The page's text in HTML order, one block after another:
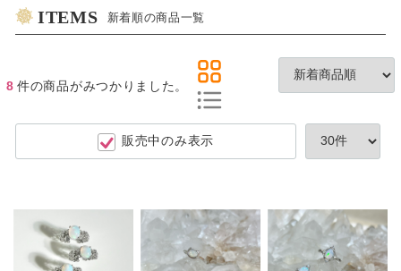
ITEMS 新着順の商品一覧
8 件の商品がみつかりました。
販売中のみ表示